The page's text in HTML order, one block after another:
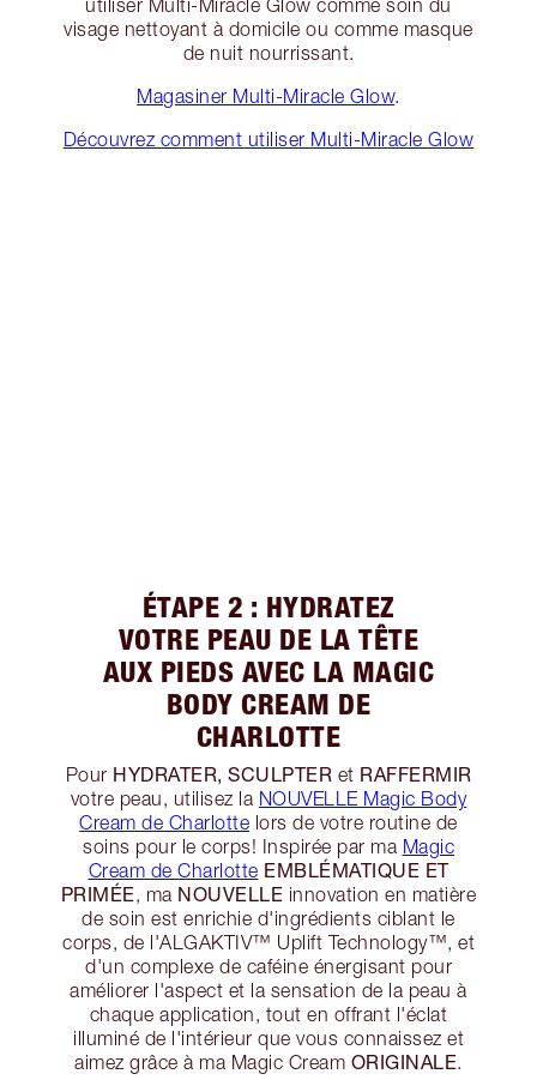
utiliser Multi-Miracle Glow comme soin du
visage nettoyant à domicile ou comme masque
de nuit nourrissant.
Magasiner Multi-Miracle Glow.
Découvrez comment utiliser Multi-Miracle Glow
ÉTAPE 2 : HYDRATEZ
VOTRE PEAU DE LA TÊTE
AUX PIEDS AVEC LA MAGIC
BODY CREAM DE
CHARLOTTE
Pour HYDRATER, SCULPTER et RAFFERMIR
votre peau, utilisez la NOUVELLE Magic Body
Cream de Charlotte lors de votre routine de
soins pour le corps! Inspirée par ma Magic
Cream de Charlotte EMBLÉMATIQUE ET
PRIMÉE, ma NOUVELLE innovation en matière
de soin est enrichie d'ingrédients ciblant le
corps, de l'ALGAKTIV™ Uplift Technology™, et
d'un complexe de caféine énergisant pour
améliorer l'aspect et la sensation de la peau à
chaque application, tout en offrant l'éclat
illuminé de l'intérieur que vous connaissez et
aimez grâce à ma Magic Cream ORIGINALE.